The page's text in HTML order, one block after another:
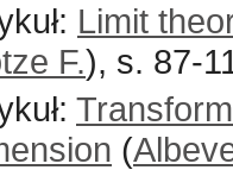
Limit
F.), s. 87-
(